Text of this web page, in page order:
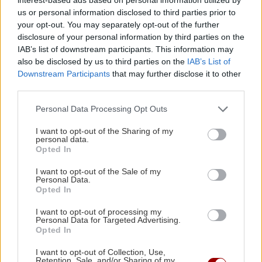
us or personal information disclosed to third parties prior to
your opt-out. You may separately opt-out of the further
disclosure of your personal information by third parties on the
IAB’s list of downstream participants. This information may
also be disclosed by us to third parties on the IAB’s List of
Downstream Participants that may further disclose it to other
Personal Data Processing Opt Outs
I want to opt-out of the Sharing of my
personal data.
Opted In
I want to opt-out of the Sale of my
Personal Data.
Opted In
I want to opt-out of processing my
Personal Data for Targeted Advertising.
Opted In
I want to opt-out of Collection, Use,
Retention, Sale, and/or Sharing of my
ΑΕΚ: Φιλική τεσσάρα στην Καλλιθέα πριν το
Σούπερ Καπ με τον ΟΦΗ
22:00
GOSSIP - LIFESTYLE
Ριφιφί: Η σειρά του Σωτήρη Τσαφούλια
έρχεται στην ελεύθερη τηλεόραση
21:55
ΕΛΛΑΔΑ
Στα ίχνη του μύθου: Η αναπαράσταση του
"Δράκου" και του θερισμού στην Κοζάνη
(βίντεο)
ΟΙΚΟΝΟΜΙΑ
ΑΑΔΕ: Ποιοι φορολογούμενοι θα λάβουν email
ή τηλεφώνημα για φορολογικές εκκρεμότητες